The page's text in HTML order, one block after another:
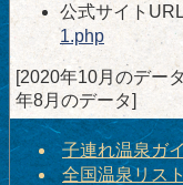
公式サイト
1.php
[2020年10月のデー
年8月のデータ]
子連れ温泉ガ
全国温泉リスト